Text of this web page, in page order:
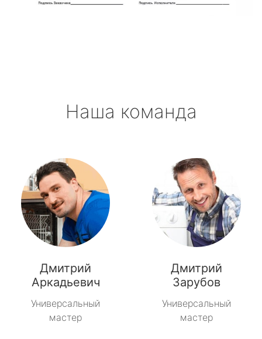
Наша команда
Дмитрий
Аркадьевич
Универсальный
мастер
Дмитрий
Зарубов
Универсальный
мастер